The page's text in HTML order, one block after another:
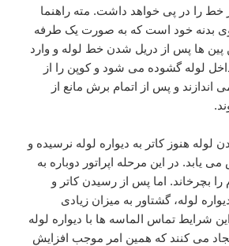
را در پی خواهد داشت. مته راهنما
بدنه خود است که به صورت یک طرفه
ها پس از دریل شدن خط لوله و وارد
لوله گشوده می شود و کوپن را از
و پس از اتمام برش مانع از
لوله هنوز کاتر به دیواره لوله نرسیده و
یابد. در این مرحله اپراتور دوباره به
را بچرخاند. اما پس از رسیدن کاتر و
لوله، گشتاور به میزان زیادی
شرایط تماس الماسه ها با دیواره لوله
می کنند که همین امر موجب افزایش